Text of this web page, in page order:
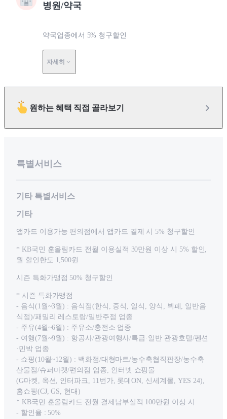
병원/약국
약국업종에서 5% 청구할인
자세히
원하는 혜택 직접 골라보기
특별서비스
기타 특별서비스
기타
앱카드 이용가능 편의점에서 앱카드 결제 시 5% 청구할인
* KB국민 훈올림카드 전월 이용실적 30만원 이상 시 5% 할인,
월 할인한도 1,500원
시즌 특화가맹점 50% 청구할인
* 시즌 특화가맹점
- 음식(1월~3월) : 음식점(한식, 중식, 일식, 양식, 뷔페, 일반음
식점)/패밀리 레스토랑/일반주점 업종
- 주유(4월~6월) : 주유소/충전소 업종
- 여행(7월~9월) : 항공사/관광여행사/특급·일반 관광호텔/펜션
·민박 업종
- 쇼핑(10월~12월) : 백화점/대형마트/농수축협직판장/농수축
산물점/슈퍼마켓/편의점 업종, 인터넷 쇼핑몰
(G마켓, 옥션, 인터파크, 11번가, 롯데ON, 신세계몰, YES 24),
홈쇼핑(CJ, GS, 현대)
* KB국민 훈올림카드 전월 결제납부실적 100만원 이상 시
- 할인율 : 50%